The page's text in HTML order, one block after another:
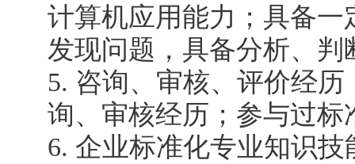
计算机应用能力；具备
发现问题，具备分析、判
5. 咨询、审核、评价经
询、审核经历；参与过
6. 企业标准化专业知识技